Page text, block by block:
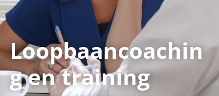
Loopbaancoachin
g en training